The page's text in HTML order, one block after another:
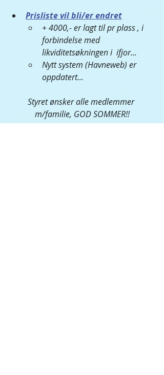
Prisliste vil bli/er endret
+ 4000,- er lagt til pr plass , i
forbindelse med
likviditetsøkningen i  ifjor...
Nytt system (Havneweb) er
oppdatert...
Styret ønsker alle medlemmer
m/familie, GOD SOMMER!!